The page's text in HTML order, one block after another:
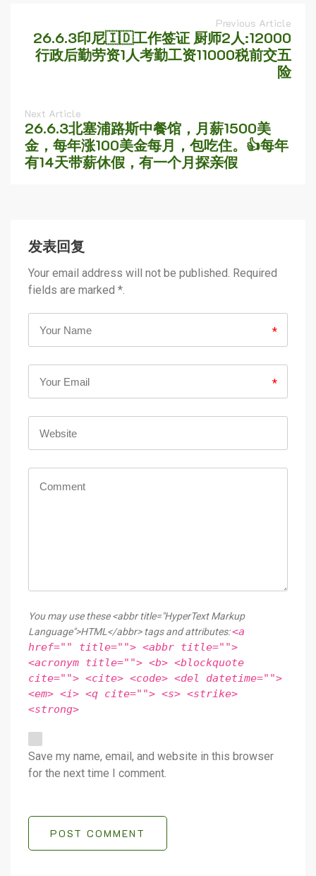
Previous Article
26.6.3印尼🇮🇩工作签证 厨师2人:12000
行政后勤劳资1人考勤工资11000税前交五
险
Next Article
26.6.3北塞浦路斯中餐馆，月薪1500美
金，每年涨100美金每月，包吃住。👍每年
有14天带薪休假，有一个月探亲假
发表回复
Your email address will not be published. Required
fields are marked *.
*
*
You may use these <abbr title="HyperText Markup
Language">HTML</abbr> tags and attributes:<a
href="" title=""> <abbr title="">
<acronym title=""> <b> <blockquote
cite=""> <cite> <code> <del datetime="">
<em> <i> <q cite=""> <s> <strike>
<strong>
Save my name, email, and website in this browser
for the next time I comment.
POST COMMENT